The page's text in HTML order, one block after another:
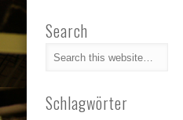
Search
Schlagwörter